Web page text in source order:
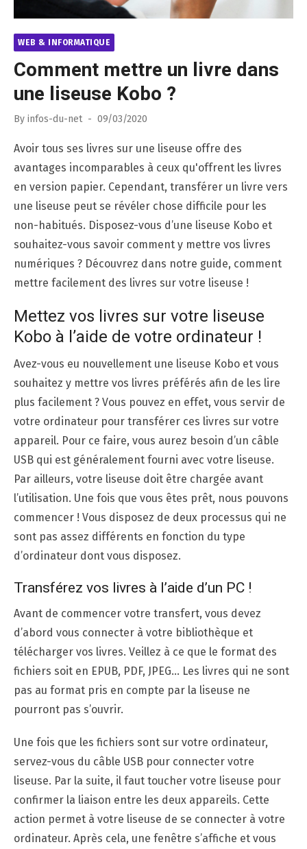
WEB & INFORMATIQUE
Comment mettre un livre dans
une liseuse Kobo ?
By infos-du-net
Posted
09/03/2020
Avoir tous ses livres sur une liseuse offre des
avantages incomparables à ceux qu'offrent les livres
en version papier. Cependant, transférer un livre vers
une liseuse peut se révéler chose difficile pour les
non-habitués. Disposez-vous d’une liseuse Kobo et
souhaitez-vous savoir comment y mettre vos livres
numériques ? Découvrez dans notre guide, comment
mettre facilement des livres sur votre liseuse !
Mettez vos livres sur votre liseuse
Kobo à l’aide de votre ordinateur !
Avez-vous eu nouvellement une liseuse Kobo et vous
souhaitez y mettre vos livres préférés afin de les lire
plus facilement ? Vous pouvez en effet, vous servir de
votre ordinateur pour transférer ces livres sur votre
appareil. Pour ce faire, vous aurez besoin d’un câble
USB qui est généralement fourni avec votre liseuse.
Par ailleurs, votre liseuse doit être chargée avant
l’utilisation. Une fois que vous êtes prêt, nous pouvons
commencer ! Vous disposez de deux processus qui ne
sont pas assez différents en fonction du type
d’ordinateur dont vous disposez.
Transférez vos livres à l’aide d’un PC !
Avant de commencer votre transfert, vous devez
d’abord vous connecter à votre bibliothèque et
télécharger vos livres. Veillez à ce que le format des
fichiers soit en EPUB, PDF, JPEG… Les livres qui ne sont
pas au format pris en compte par la liseuse ne
pourront pas s’ouvrir.
Une fois que les fichiers sont sur votre ordinateur,
servez-vous du câble USB pour connecter votre
liseuse. Par la suite, il faut toucher votre liseuse pour
confirmer la liaison entre les deux appareils. Cette
action permet à votre liseuse de se connecter à votre
ordinateur. Après cela, une fenêtre s’affiche et vous